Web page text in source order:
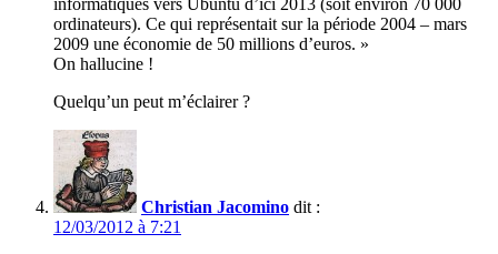
informatiques vers Ubuntu d’ici 2013 (soit environ 70 000
ordinateurs). Ce qui représentait sur la période 2004 – mars
2009 une économie de 50 millions d’euros. »
On hallucine !
Quelqu’un peut m’éclairer ?
Christian Jacomino dit :
12/03/2012 à 7:21